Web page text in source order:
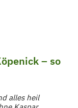
– so
alles heil